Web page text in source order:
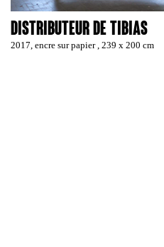
Distributeur de tibias
2017, encre sur papier , 239 x 200 cm